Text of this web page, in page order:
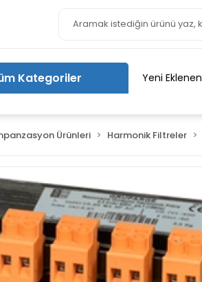
Kategoriler Yeni
Ürünleri Harmonik Filtreler